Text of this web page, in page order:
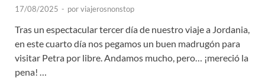
17/08/2025 - porviajerosnonstop
Tras un espectacular tercer día de nuestro viaje a Jordania,
en este cuarto día nos pegamos un buen madrugón para
visitar Petra por libre. Andamos mucho, pero… ¡mereció la
pena! …